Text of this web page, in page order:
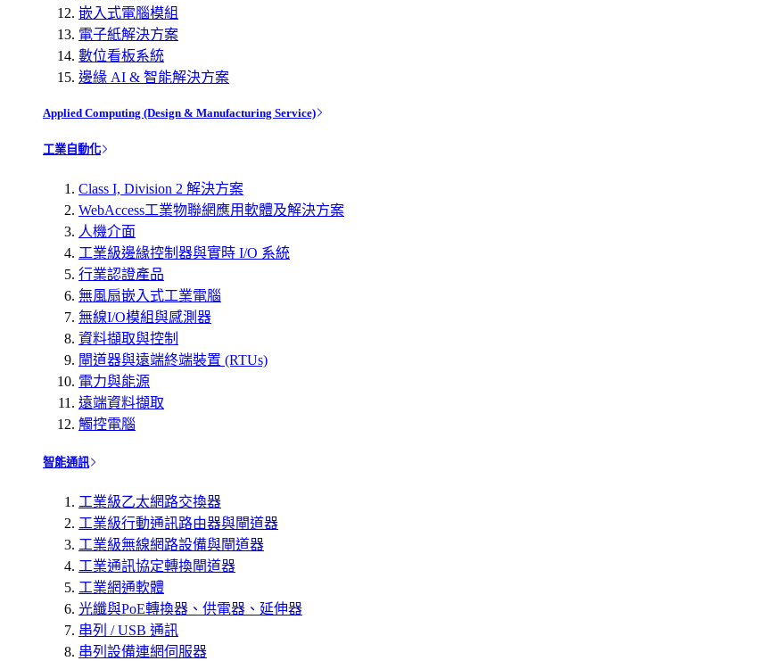
嵌入式電腦模組
電子紙解決方案
數位看板系統
邊緣 AI & 智能解決方案
Applied Computing (Design & Manufacturing Service)
工業自動化
Class I, Division 2 解決方案
WebAccess工業物聯網應用軟體及解決方案
人機介面
工業級邊緣控制器與實時 I/O 系統
行業認證產品
無風扇嵌入式工業電腦
無線I/O模組與感測器
資料擷取與控制
閘道器與遠端終端裝置 (RTUs)
電力與能源
遠端資料擷取
觸控電腦
智能通訊
工業級乙太網路交換器
工業級行動通訊路由器與閘道器
工業級無線網路設備與閘道器
工業通訊協定轉換閘道器
工業網通軟體
光纖與PoE轉換器、供電器、延伸器
串列 / USB 通訊
串列設備連網伺服器